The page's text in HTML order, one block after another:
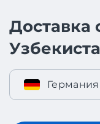
Доставка
Германия